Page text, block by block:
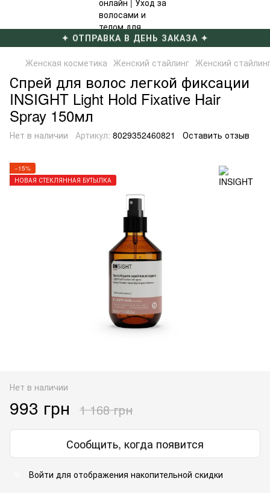
✦ ОТПРАВКА В ДЕНЬ ЗАКАЗА ✦
Женская косметика Женский стайлинг Женский
Спрей для волос легкой фиксации
INSIGHT Light Hold Fixative Hair
Spray 150мл
Нет в наличии Артикул: 8029352460821 Оставить отзыв
−15%
НОВАЯ СТЕКЛЯННАЯ БУТЫЛКА
Нет в наличии
993 грн 1 168 грн
Сообщить, когда появится
Войти для отображения накопительной скидки